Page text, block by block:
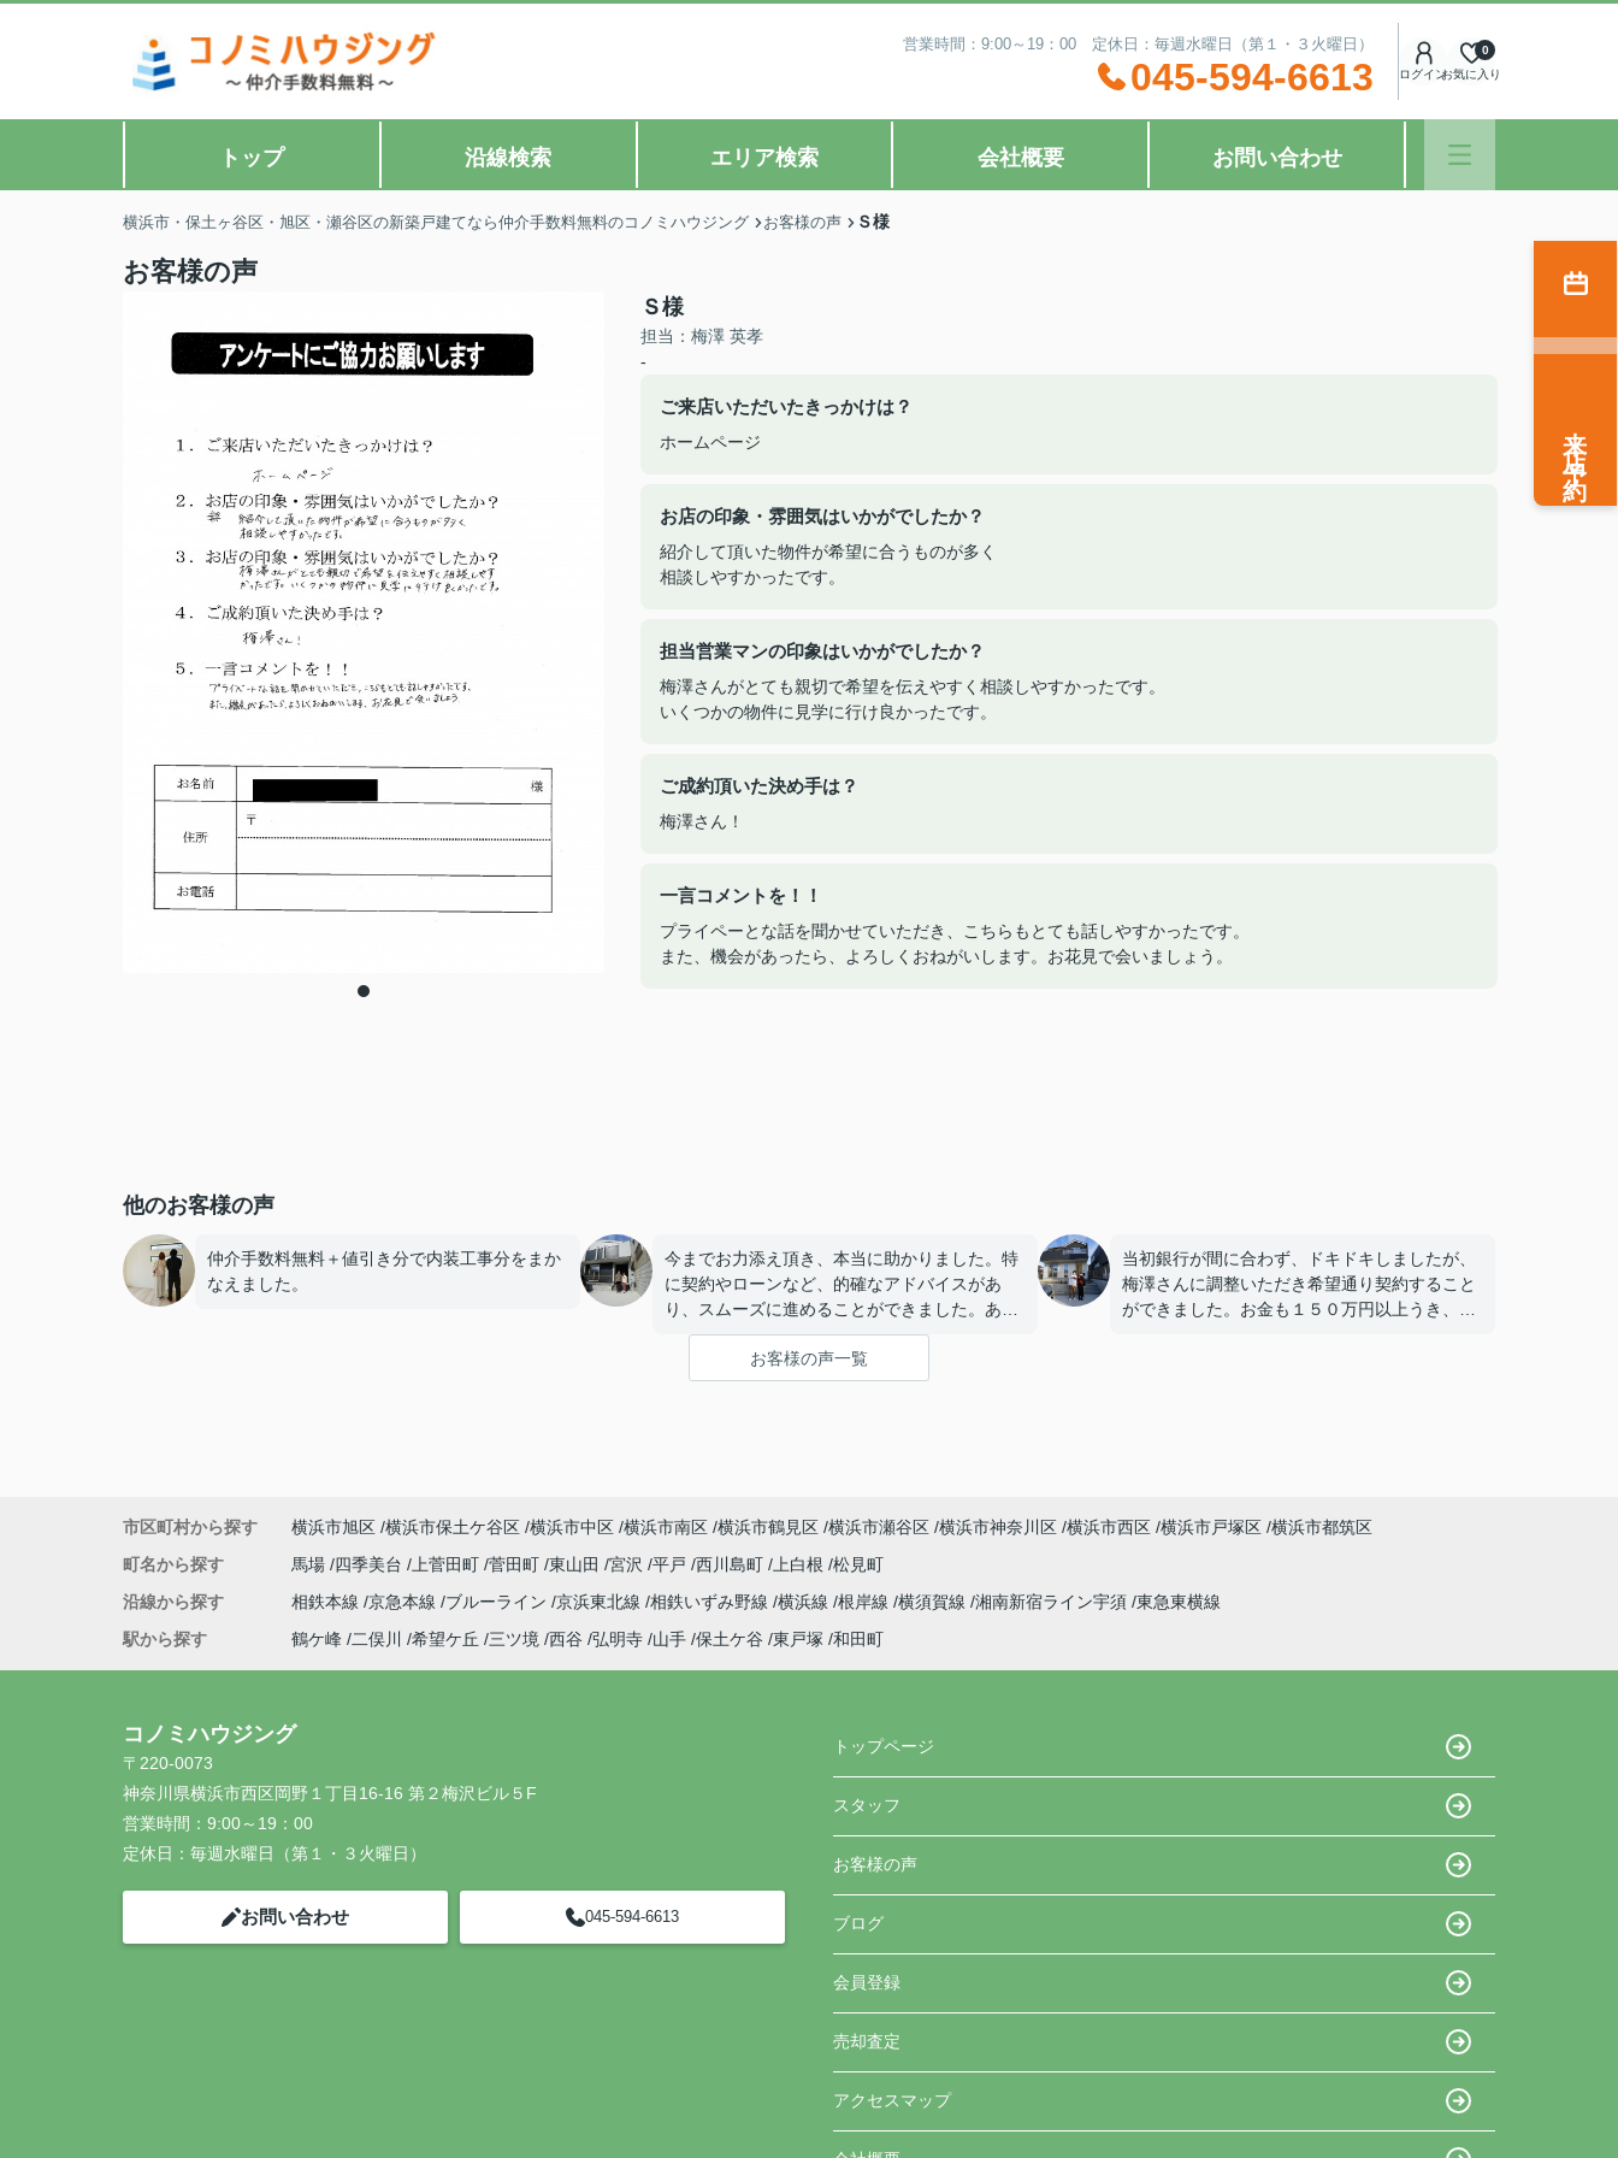
営業時間：9:00～19：00 定休日：毎週水曜日（第１・３火曜日）
045-594-6613 ログインお気に入り
0
トップ 沿線検索 エリア検索 会社概要 お問い合わせ
横浜市・保土ヶ谷区・旭区・瀬谷区の新築戸建てなら仲介手数料無料のコノミハウジング お客様の声 Ｓ様
お客様の声
Ｓ様
担当：梅澤 英孝
-
ご来店いただいたきっかけは？
ホームページ
お店の印象・雰囲気はいかがでしたか？
紹介して頂いた物件が希望に合うものが多く
相談しやすかったです。
担当営業マンの印象はいかがでしたか？
梅澤さんがとても親切で希望を伝えやすく相談しやすかったです。
いくつかの物件に見学に行け良かったです。
ご成約頂いた決め手は？
梅澤さん！
一言コメントを！！
プライペーとな話を聞かせていただき、こちらもとても話しやすかったです。
また、機会があったら、よろしくおねがいします。お花見で会いましょう。
他のお客様の声
仲介手数料無料＋値引き分で内装工事分をまか
なえました。
今までお力添え頂き、本当に助かりました。特
に契約やローンなど、的確なアドバイスがあ
り、スムーズに進めることができました。あり
がとうございました。
当初銀行が間に合わず、ドキドキしましたが、
梅澤さんに調整いただき希望通り契約すること
ができました。お金も１５０万円以上うき、本
お客様の声一覧
来店予約
市区町村から探す 横浜市旭区 横浜市保土ケ谷区 横浜市中区 横浜市南区 横浜市鶴見区 横浜市瀬谷区 横浜市神奈川区 横浜市西区 横浜市戸塚区 横浜市都筑区
町名から探す
馬場 四季美台 上菅田町 菅田町 東山田 宮沢 平戸 西川島町 上白根 松見町
沿線から探す
相鉄本線 京急本線 ブルーライン 京浜東北線 相鉄いずみ野線 横浜線 根岸線 横須賀線 湘南新宿ライン宇須 東急東横線
駅から探す
鶴ケ峰 二俣川 希望ケ丘 三ツ境 西谷 弘明寺 山手 保土ケ谷 東戸塚 和田町
コノミハウジング
〒220-0073
神奈川県横浜市西区岡野１丁目16-16 第２梅沢ビル５F
営業時間： 9:00～19：00
定休日： 毎週水曜日（第１・３火曜日）
お問い合わせ 045-594-6613
トップページ
スタッフ
お客様の声
ブログ
会員登録
売却査定
アクセスマップ